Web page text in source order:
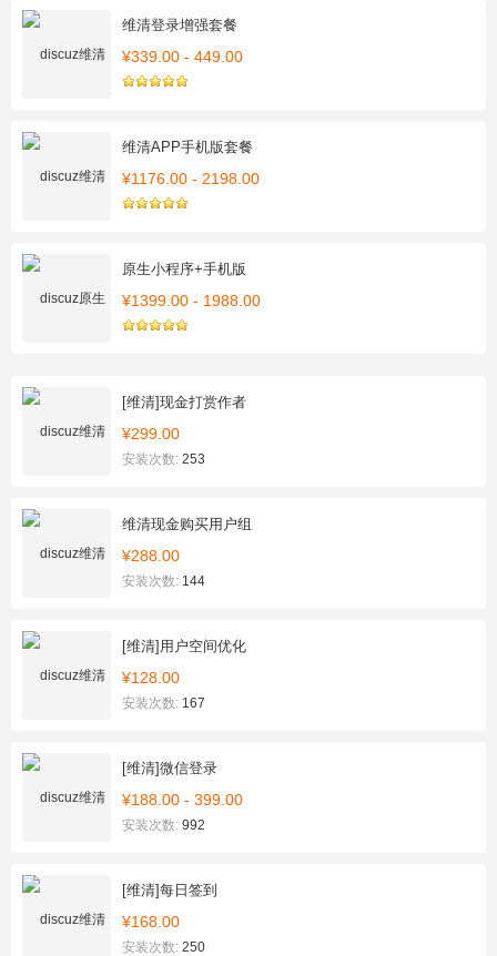
维清登录增强套餐
¥339.00 - 449.00
维清APP手机版套餐
¥1176.00 - 2198.00
原生小程序+手机版
¥1399.00 - 1988.00
[维清]现金打赏作者
¥299.00
安装次数: 253
维清现金购买用户组
¥288.00
安装次数: 144
[维清]用户空间优化
¥128.00
安装次数: 167
[维清]微信登录
¥188.00 - 399.00
安装次数: 992
[维清]每日签到
¥168.00
安装次数: 250